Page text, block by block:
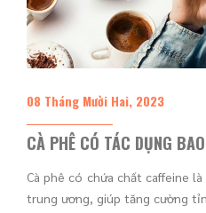
08 Tháng Mười Hai, 2023
CÀ PHÊ CÓ TÁC DỤNG
Cà phê có chứa chất caffeine
trung ương, giúp tăng cường